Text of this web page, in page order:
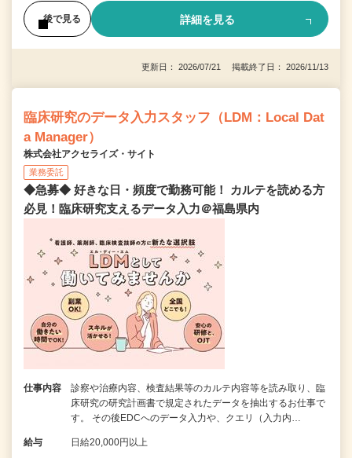
後で見る 詳細を見る
更新日： 2026/07/21 掲載終了日： 2026/11/13
臨床研究のデータ入力スタッフ（LDM：Local Dat
a Manager）
株式会社アクセライズ・サイト
業務委託
◆急募◆ 好きな日・頻度で勤務可能！ カルテを読める方
必見！臨床研究支えるデータ入力＠福島県内
仕事内容
診察や治療内容、検査結果等のカルテ内容等を読み取り、臨
床研究の研究計画書で規定されたデータを抽出するお仕事で
す。 その後EDCへのデータ入力や、クエリ（入力内…
給与 日給20,000円以上